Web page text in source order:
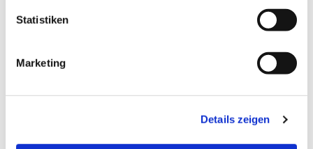
Statistiken
Marketing
Details zeigen
interessieren